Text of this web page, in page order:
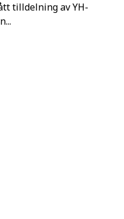
tilldelning av YH-